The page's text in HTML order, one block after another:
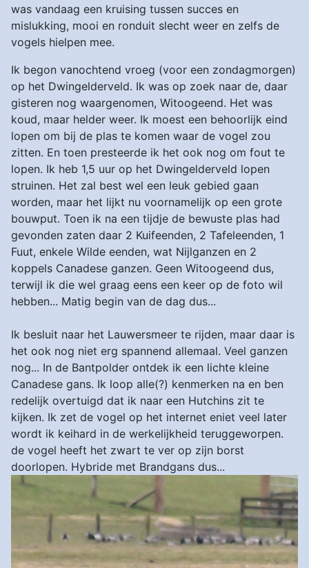
was vandaag een kruising tussen succes en
mislukking, mooi en ronduit slecht weer en zelfs de
vogels hielpen mee.
Ik begon vanochtend vroeg (voor een zondagmorgen)
op het Dwingelderveld. Ik was op zoek naar de, daar
gisteren nog waargenomen, Witoogeend. Het was
koud, maar helder weer. Ik moest een behoorlijk eind
lopen om bij de plas te komen waar de vogel zou
zitten. En toen presteerde ik het ook nog om fout te
lopen. Ik heb 1,5 uur op het Dwingelderveld lopen
struinen. Het zal best wel een leuk gebied gaan
worden, maar het lijkt nu voornamelijk op een grote
bouwput. Toen ik na een tijdje de bewuste plas had
gevonden zaten daar 2 Kuifeenden, 2 Tafeleenden, 1
Fuut, enkele Wilde eenden, wat Nijlganzen en 2
koppels Canadese ganzen. Geen Witoogeend dus,
terwijl ik die wel graag eens een keer op de foto wil
hebben... Matig begin van de dag dus...
Ik besluit naar het Lauwersmeer te rijden, maar daar is
het ook nog niet erg spannend allemaal. Veel ganzen
nog... In de Bantpolder ontdek ik een lichte kleine
Canadese gans. Ik loop alle(?) kenmerken na en ben
redelijk overtuigd dat ik naar een Hutchins zit te
kijken. Ik zet de vogel op het internet eniet veel later
wordt ik keihard in de werkelijkheid teruggeworpen.
de vogel heeft het zwart te ver op zijn borst
doorlopen. Hybride met Brandgans dus...